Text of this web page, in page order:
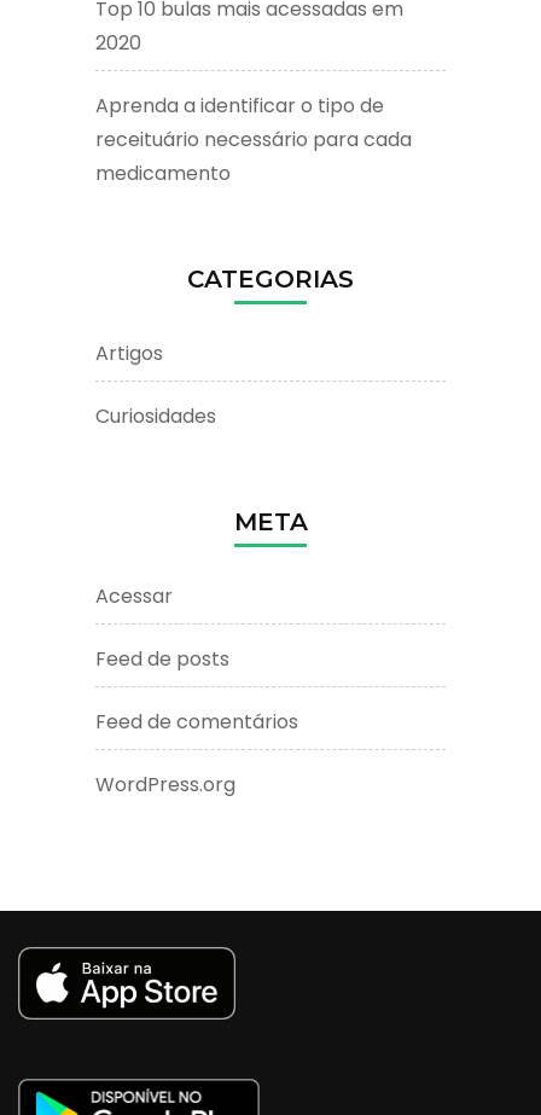
Top 10 bulas mais acessadas em
2020
Aprenda a identificar o tipo de
receituário necessário para cada
medicamento
CATEGORIAS
Artigos
Curiosidades
META
Acessar
Feed de posts
Feed de comentários
WordPress.org